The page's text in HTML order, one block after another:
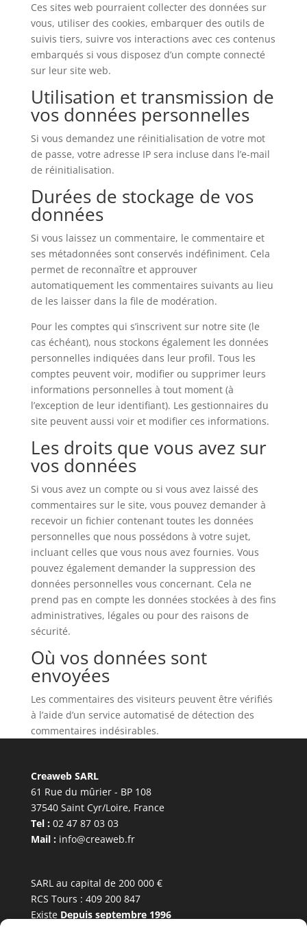
Ces sites web pourraient collecter des données sur
vous, utiliser des cookies, embarquer des outils de
suivis tiers, suivre vos interactions avec ces contenus
embarqués si vous disposez d’un compte connecté
sur leur site web.
Utilisation et transmission de
vos données personnelles
Si vous demandez une réinitialisation de votre mot
de passe, votre adresse IP sera incluse dans l’e-mail
de réinitialisation.
Durées de stockage de vos
données
Si vous laissez un commentaire, le commentaire et
ses métadonnées sont conservés indéfiniment. Cela
permet de reconnaître et approuver
automatiquement les commentaires suivants au lieu
de les laisser dans la file de modération.
Pour les comptes qui s’inscrivent sur notre site (le
cas échéant), nous stockons également les données
personnelles indiquées dans leur profil. Tous les
comptes peuvent voir, modifier ou supprimer leurs
informations personnelles à tout moment (à
l’exception de leur identifiant). Les gestionnaires du
site peuvent aussi voir et modifier ces informations.
Les droits que vous avez sur
vos données
Si vous avez un compte ou si vous avez laissé des
commentaires sur le site, vous pouvez demander à
recevoir un fichier contenant toutes les données
personnelles que nous possédons à votre sujet,
incluant celles que vous nous avez fournies. Vous
pouvez également demander la suppression des
données personnelles vous concernant. Cela ne
prend pas en compte les données stockées à des fins
administratives, légales ou pour des raisons de
sécurité.
Où vos données sont
envoyées
Les commentaires des visiteurs peuvent être vérifiés
à l’aide d’un service automatisé de détection des
commentaires indésirables.
Creaweb SARL
61 Rue du mûrier - BP 108
37540 Saint Cyr/Loire, France
Tel :02 47 87 03 03
Mail :info@creaweb.fr
SARL au capital de 200 000 €
RCS Tours : 409 200 847
Existe Depuis septembre 1996